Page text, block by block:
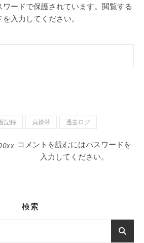
ードで保護されています。閲覧する
入力してください。
記録 貞操帯 過去ログ
コメントを読むにはパスワードを
入力してください。
検索